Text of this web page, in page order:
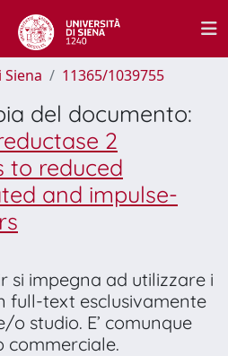
11365/1039755
del documento:
2
to reduced
and impulse-
si impegna ad utilizzare i
full-text esclusivamente
o studio. E’ comunque
commerciale.